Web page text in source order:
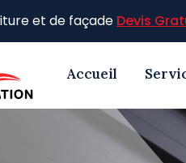
et de façade Devis
Accueil